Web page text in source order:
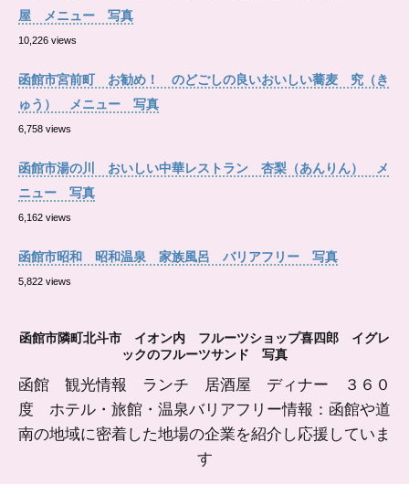
屋 メニュー 写真
10,226 views
函館市宮前町 お勧め！ のどごしの良いおいしい蕎麦 究（き
ゅう） メニュー 写真
6,758 views
函館市湯の川 おいしい中華レストラン 杏梨（あんりん） メ
ニュー 写真
6,162 views
函館市昭和 昭和温泉 家族風呂 バリアフリー 写真
5,822 views
函館市隣町北斗市 イオン内 フルーツショップ喜四郎 イグレ
ックのフルーツサンド 写真
函館 観光情報 ランチ 居酒屋 ディナー ３６０
度 ホテル・旅館・温泉バリアフリー情報：函館や道
南の地域に密着した地場の企業を紹介し応援していま
す